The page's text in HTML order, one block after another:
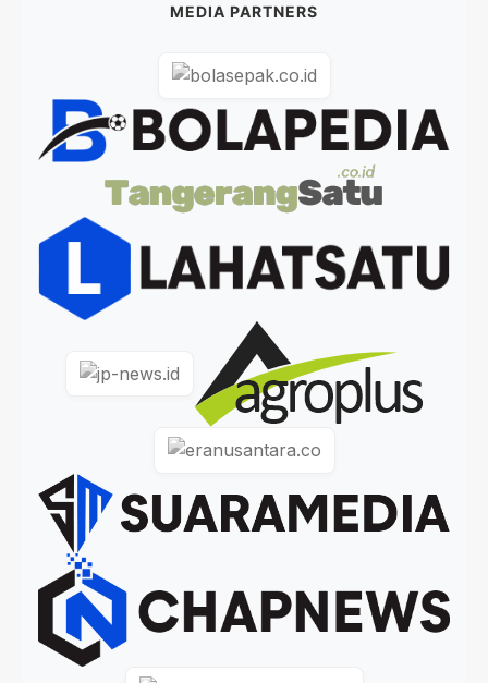
MEDIA PARTNERS